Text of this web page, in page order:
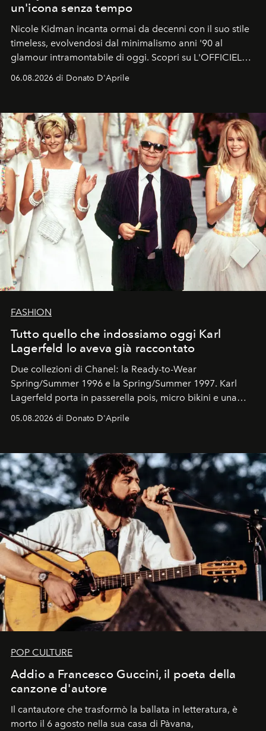
un'icona senza tempo
Nicole Kidman incanta ormai da decenni con il suo stile
timeless, evolvendosi dal minimalismo anni '90 al
glamour intramontabile di oggi. Scopri su L'OFFICIEL
Italia la sua style evolution.
06.08.2026 di Donato D'Aprile
FASHION
Tutto quello che indossiamo oggi Karl
Lagerfeld lo aveva già raccontato
Due collezioni di Chanel: la Ready-to-Wear
Spring/Summer 1996 e la Spring/Summer 1997. Karl
Lagerfeld porta in passerella pois, micro bikini e una
logomania pensata per la spiaggia
Kate, Claudia e Carla una dietro l'altra. Trent'anni dopo,
uno dei documenti più contemporanei che abbiamo.
05.08.2026 di Donato D'Aprile
POP CULTURE
Addio a Francesco Guccini, il poeta della
canzone d'autore
Il cantautore che trasformò la ballata in letteratura, è
morto il 6 agosto nella sua casa di Pàvana,